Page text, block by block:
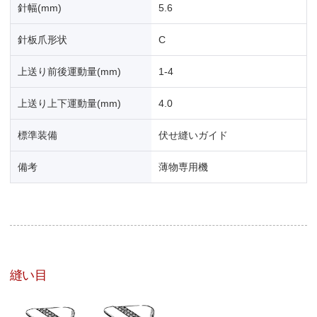
針幅(mm) 5.6
針板爪形状 C
上送り前後運動量(mm) 1-4
上送り上下運動量(mm) 4.0
標準装備 伏せ縫いガイド
備考 薄物専用機
縫い目